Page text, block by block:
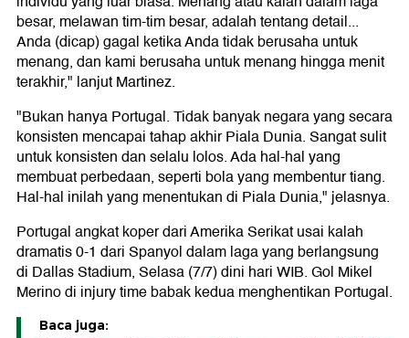
besar, melawan tim-tim besar, adalah tentang detail...
Anda (dicap) gagal ketika Anda tidak berusaha untuk
menang, dan kami berusaha untuk menang hingga menit
terakhir," lanjut Martinez.
"Bukan hanya Portugal. Tidak banyak negara yang secara
konsisten mencapai tahap akhir Piala Dunia. Sangat sulit
untuk konsisten dan selalu lolos. Ada hal-hal yang
membuat perbedaan, seperti bola yang membentur tiang.
Hal-hal inilah yang menentukan di Piala Dunia," jelasnya.
Portugal angkat koper dari Amerika Serikat usai kalah
dramatis 0-1 dari Spanyol dalam laga yang berlangsung
di Dallas Stadium, Selasa (7/7) dini hari WIB. Gol Mikel
Merino di injury time babak kedua menghentikan Portugal.
Baca juga: